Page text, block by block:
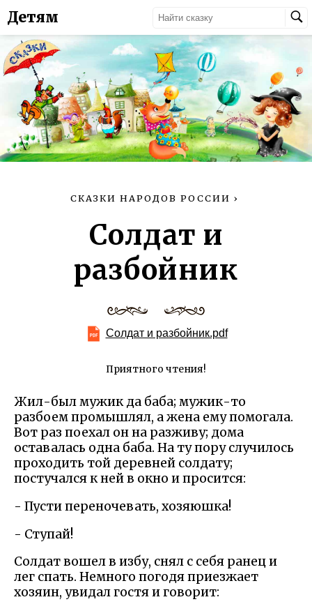
Детям
СКАЗКИ НАРОДОВ РОССИИ ›
Солдат и
разбойник
Солдат и разбойник.pdf
Приятного чтения!
Жил-был мужик да баба; мужик-то
разбоем промышлял, а жена ему помогала.
Вот раз поехал он на разживу; дома
оставалась одна баба. На ту пору случилось
проходить той деревней солдату;
постучался к ней в окно и просится:
- Пусти переночевать, хозяюшка!
- Ступай!
Солдат вошел в избу, снял с себя ранец и
лег спать. Немного погодя приезжает
хозяин, увидал гостя и говорит: